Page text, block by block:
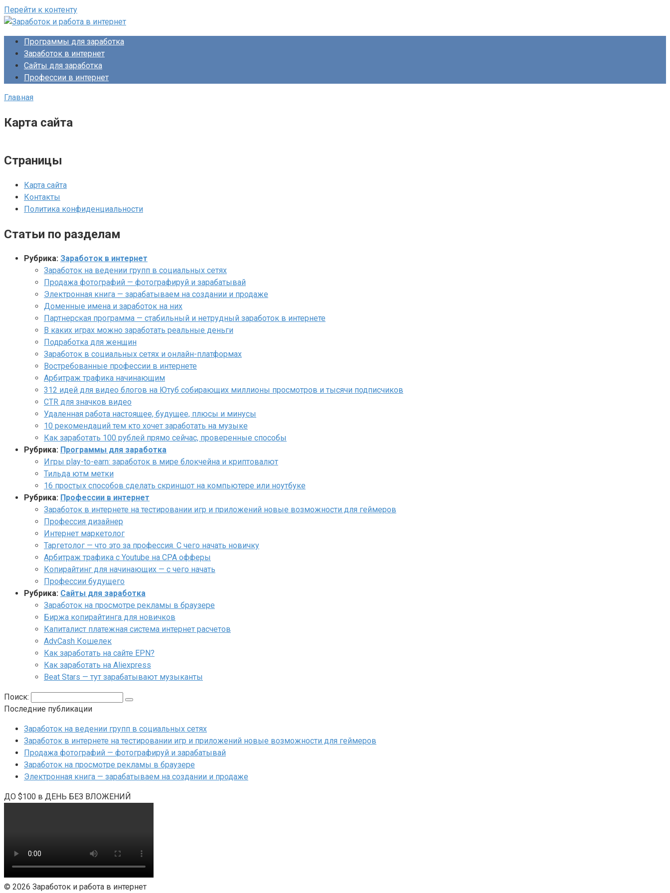
Перейти к контенту
Программы для заработка
Заработок в интернет
Сайты для заработка
Профессии в интернет
Главная
Карта сайта
Страницы
Карта сайта
Контакты
Политика конфиденциальности
Статьи по разделам
Рубрика: Заработок в интернет
Заработок на ведении групп в социальных сетях
Продажа фотографий — фотографируй и зарабатывай
Электронная книга — зарабатываем на создании и продаже
Доменные имена и заработок на них
Партнерская программа — стабильный и нетрудный заработок в интернете
В каких играх можно заработать реальные деньги
Подработка для женщин
Заработок в социальных сетях и онлайн-платформах
Востребованные профессии в интернете
Арбитраж трафика начинающим
312 идей для видео блогов на Ютуб собирающих миллионы просмотров и тысячи подписчиков
CTR для значков видео
Удаленная работа настоящее, будущее, плюсы и минусы
10 рекомендаций тем кто хочет заработать на музыке
Как заработать 100 рублей прямо сейчас, проверенные способы
Рубрика: Программы для заработка
Игры play-to-earn: заработок в мире блокчейна и криптовалют
Тильда ютм метки
16 простых способов сделать скриншот на компьютере или ноутбуке
Рубрика: Профессии в интернет
Заработок в интернете на тестировании игр и приложений новые возможности для геймеров
Профессия дизайнер
Интернет маркетолог
Таргетолог — что это за профессия. С чего начать новичку
Арбитраж трафика с Youtube на CPA офферы
Копирайтинг для начинающих — с чего начать
Профессии будущего
Рубрика: Сайты для заработка
Заработок на просмотре рекламы в браузере
Биржа копирайтинга для новичков
Капиталист платежная система интернет расчетов
AdvCash Кошелек
Как заработать на сайте EPN?
Как заработать на Aliexpress
Beat Stars — тут зарабатывают музыканты
Поиск:
Последние публикации
Заработок на ведении групп в социальных сетях
Заработок в интернете на тестировании игр и приложений новые возможности для геймеров
Продажа фотографий — фотографируй и зарабатывай
Заработок на просмотре рекламы в браузере
Электронная книга — зарабатываем на создании и продаже
ДО $100 в ДЕНЬ БЕЗ ВЛОЖЕНИЙ
© 2026 Заработок и работа в интернет